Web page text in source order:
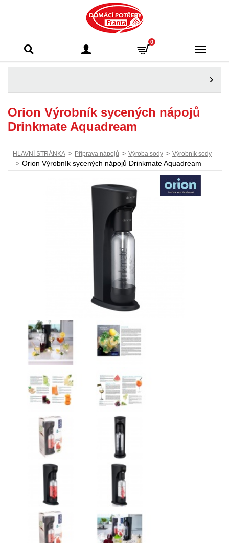
Franta - Příbram
0
Orion Výrobník sycených nápojů
Drinkmate Aquadream
HLAVNÍ STRÁNKA > Příprava nápojů > Výroba sody > Výrobník sody
> Orion Výrobník sycených nápojů Drinkmate Aquadream